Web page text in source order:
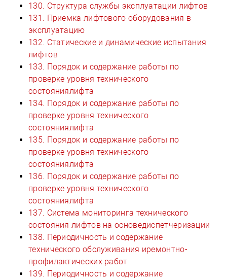
130. Структура службы эксплуатации лифтов
131. Приемка лифтового оборудования в
эксплуатацию
132. Статические и динамические испытания
лифтов
133. Порядок и содержание работы по
проверке уровня технического
состояниялифта
134. Порядок и содержание работы по
проверке уровня технического
состояниялифта
135. Порядок и содержание работы по
проверке уровня технического
состояниялифта
136. Порядок и содержание работы по
проверке уровня технического
состояниялифта
137. Система мониторинга технического
состояния лифтов на основедиспетчеризации
138. Периодичность и содержание
технического обслуживания иремонтно-
профилактических работ
139. Периодичность и содержание